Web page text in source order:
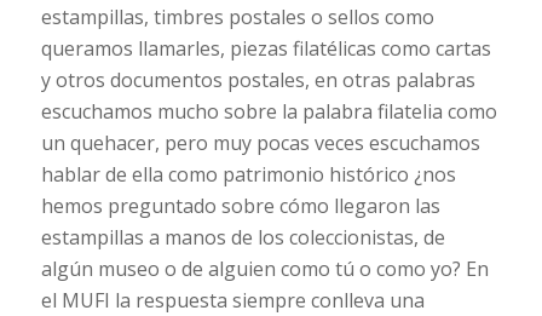
estampillas, timbres postales o sellos como
queramos llamarles, piezas filatélicas como cartas
y otros documentos postales, en otras palabras
escuchamos mucho sobre la palabra filatelia como
un quehacer, pero muy pocas veces escuchamos
hablar de ella como patrimonio histórico ¿nos
hemos preguntado sobre cómo llegaron las
estampillas a manos de los coleccionistas, de
algún museo o de alguien como tú o como yo? En
el MUFI la respuesta siempre conlleva una